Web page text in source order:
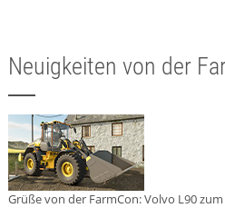
Neuigkeiten von der
Grüße von der FarmCon: Volvo L90